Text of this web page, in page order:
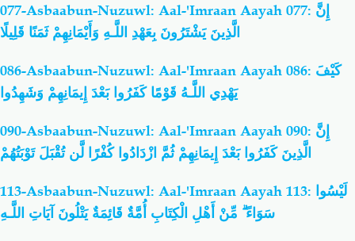
077-Asbaabun-Nuzuwl: Aal-'Imraan Aayah 077: إِنَّ
الَّذِينَ يَشْتَرُونَ بِعَهْدِ اللَّـهِ وَأَيْمَانِهِمْ ثَمَنًا قَلِيلًا
086-Asbaabun-Nuzuwl: Aal-'Imraan Aayah 086: كَيْفَ
يَهْدِي اللَّـهُ قَوْمًا كَفَرُوا بَعْدَ إِيمَانِهِمْ وَشَهِدُوا
090-Asbaabun-Nuzuwl: Aal-'Imraan Aayah 090: إِنَّ
الَّذِينَ كَفَرُوا بَعْدَ إِيمَانِهِمْ ثُمَّ ازْدَادُوا كُفْرًا لَّن تُقْبَلَ تَوْبَتُهُمْ
113-Asbaabun-Nuzuwl: Aal-'Imraan Aayah 113: لَيْسُوا
سَوَاءً ۗ مِّنْ أَهْلِ الْكِتَابِ أُمَّةٌ قَائِمَةٌ يَتْلُونَ آيَاتِ اللَّـهِ